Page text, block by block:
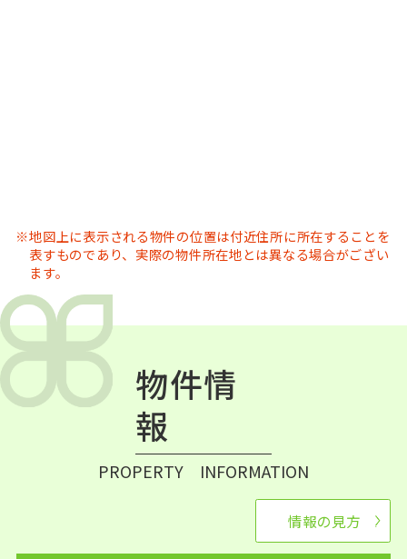
地図上に表示される物件の位置は付近住所に所在することを
表すものであり、実際の物件所在地とは異なる場合がござい
ます。
物件情
報
PROPERTY INFORMATION
情報の見方